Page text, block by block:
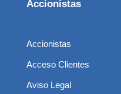
Accionistas
Accionistas
Acceso Clientes
Aviso Legal